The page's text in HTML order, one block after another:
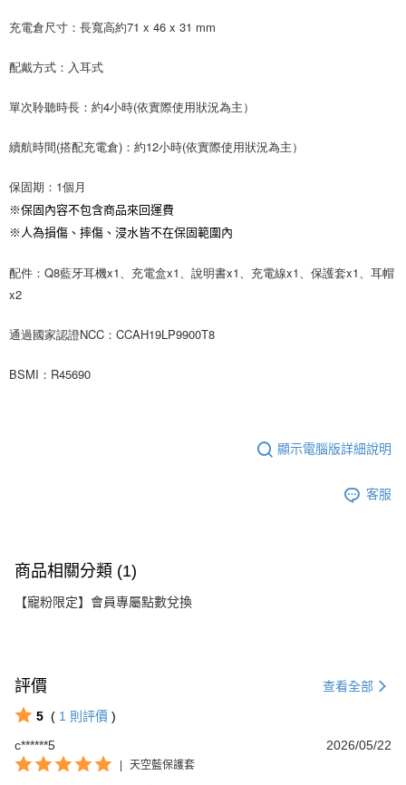
充電倉尺寸：長寬高約71 x 46 x 31 mm
配戴方式：入耳式
單次聆聽時長：約4小時(依實際使用狀況為主）
續航時間(搭配充電倉)：約12小時(依實際使用狀況為主）
保固期：1個月
※保固內容不包含商品來回運費
※人為損傷、摔傷、浸水皆不在保固範圍內
配件：Q8藍牙耳機x1、充電盒x1、說明書x1、充電線x1、保護套x1、耳帽
x2
通過國家認證NCC：CCAH19LP9900T8
BSMI：R45690
顯示電腦版詳細說明
客服
商品相關分類 (1)
【寵粉限定】會員專屬點數兌換
評價 查看全部
5 ( 1 則評價 )
c******5
2026/05/22
| 天空藍保護套